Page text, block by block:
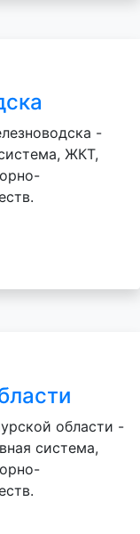
-
ЖКТ,
области -
система,